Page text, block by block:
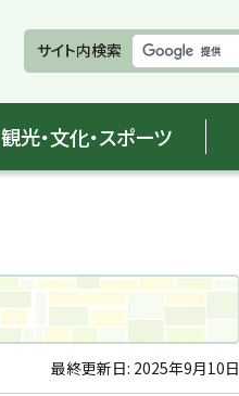
サイト内検索
観光・文化・スポーツ
最終更新日: 2025年9月10日